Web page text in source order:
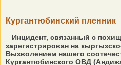
Кургантюбинский пленник
Инцидент, связанный с
зарегистрирован на
Вызволением нашего
Кургантюбинского ОВД